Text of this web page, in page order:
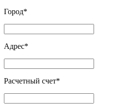
Город*
Адрес*
Расчетный счет*